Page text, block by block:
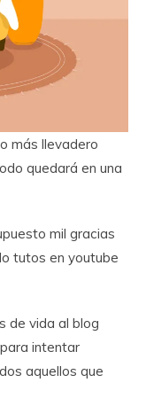
más llevadero
quedará en una
mil gracias
tutos en youtube
de vida al blog
intentar
aquellos que